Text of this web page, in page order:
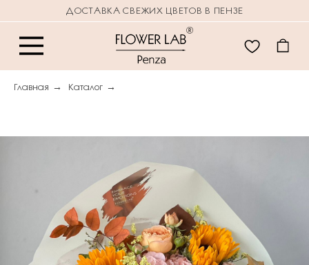
ДОСТАВКА СВЕЖИХ ЦВЕТОВ В ПЕНЗЕ
Главная → Каталог →